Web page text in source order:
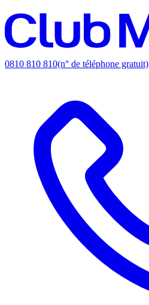
0810 810 810(n° de téléphone gratuit)